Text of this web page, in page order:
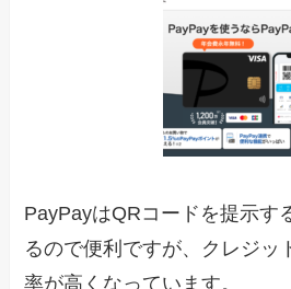
PayPayはQRコードを提示す
るので便利ですが、クレジッ
率が高くなっています。